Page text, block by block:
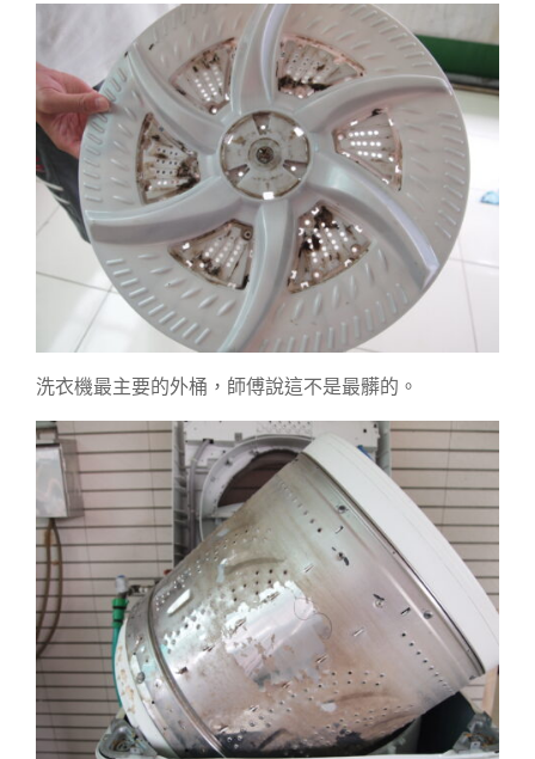
洗衣機最主要的外桶，師傅說這不是最髒的。